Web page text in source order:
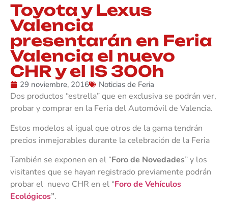
Toyota y Lexus
Valencia
presentarán en Feria
Valencia el nuevo
CHR y el IS 300h
29 noviembre, 2016 Noticias de Feria
Dos productos “estrella” que en exclusiva se podrán ver,
probar y comprar en la Feria del Automóvil de Valencia.
Estos modelos al igual que otros de la gama tendrán
precios inmejorables durante la celebración de la Feria
También se exponen en el “Foro de Novedades” y los
visitantes que se hayan registrado previamente podrán
probar el nuevo CHR en el “Foro de Vehículos
Ecológicos”.